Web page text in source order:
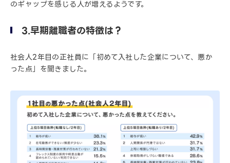
のギャップを感じる人が増えるようです。
3.早期離職者の特徴は？
社会人2年目の正社員に「初めて入社した企業について、悪か
った点」を聞きました。